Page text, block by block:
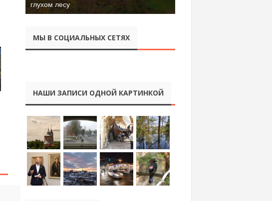
глухом лесу
МЫ В СОЦИАЛЬНЫХ СЕТЯХ
НАШИ ЗАПИСИ ОДНОЙ КАРТИНКОЙ